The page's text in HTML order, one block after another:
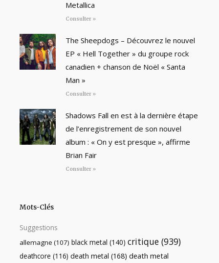
Metallica
Consulter »
The Sheepdogs – Découvrez le nouvel
EP « Hell Together » du groupe rock
canadien + chanson de Noël « Santa
Man »
Consulter »
Shadows Fall en est à la dernière étape
de l’enregistrement de son nouvel
album : « On y est presque », affirme
Brian Fair
Consulter »
Mots-Clés
Suggestions
allemagne (107) black metal (140) critique (939)
deathcore (116) death metal (168) death metal